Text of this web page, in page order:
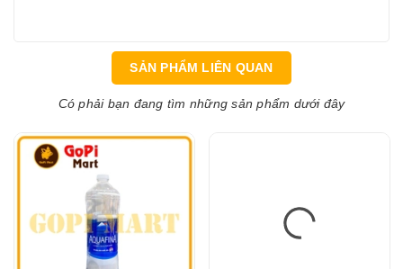
SẢN PHẨM LIÊN QUAN
Có phải bạn đang tìm những sản phẩm dưới đây